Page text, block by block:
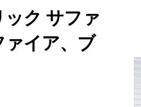
ク サファ
イア、ブ